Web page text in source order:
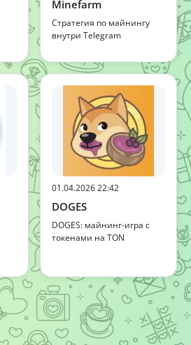
Minefarm
Стратегия по майнингу
внутри Telegram
01.04.2026 22:42
DOGES
DOGES: майнинг-игра с
токенами на TON